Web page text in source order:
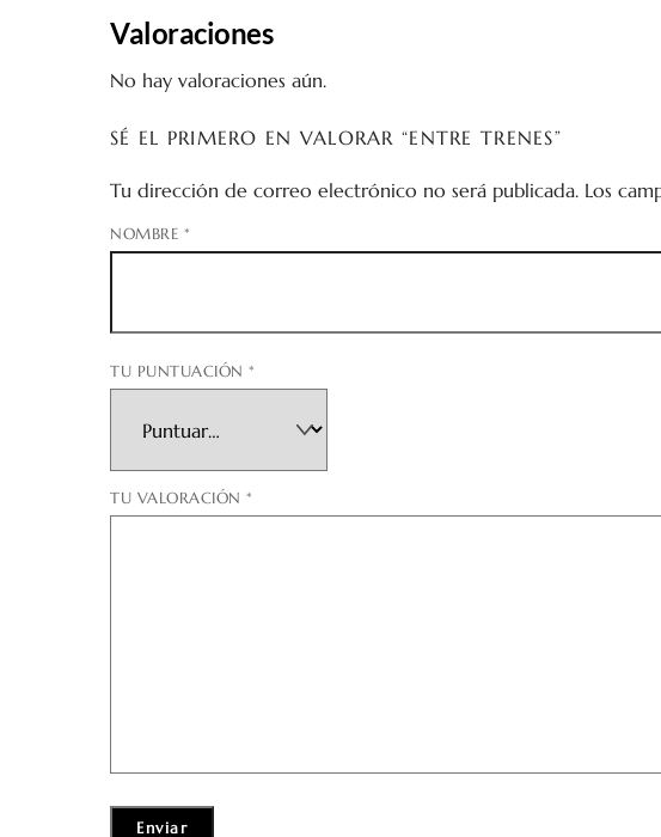
Valoraciones
No hay valoraciones aún.
SÉ EL PRIMERO EN VALORAR “ENTRE TRENES”
Tu dirección de correo electrónico no será publicada. Los
NOMBRE *
TU PUNTUACIÓN*
TU VALORACIÓN*